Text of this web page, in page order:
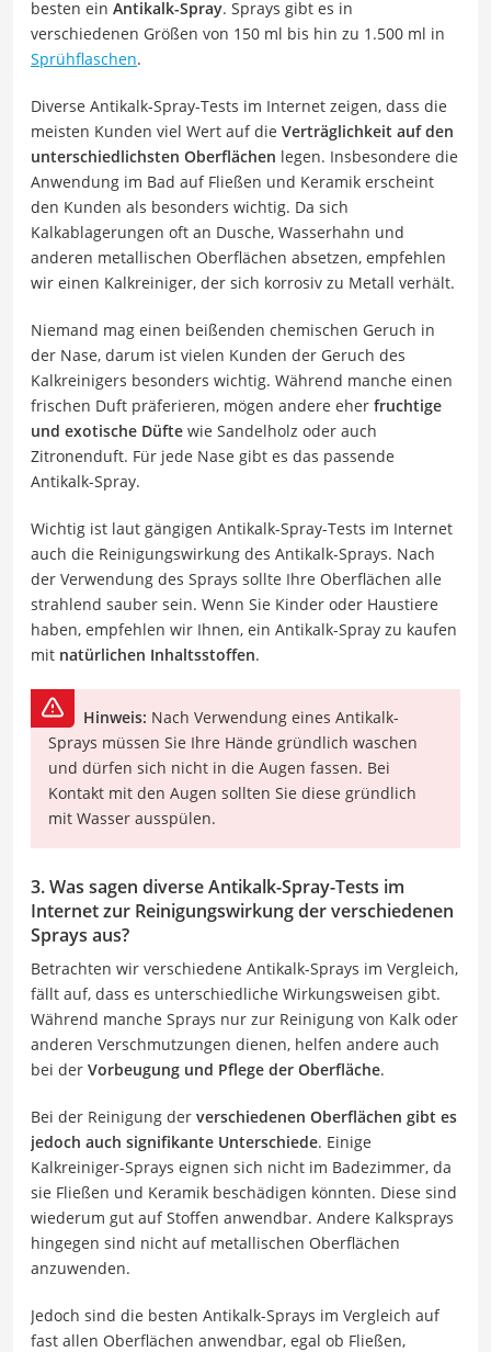
besten ein Antikalk-Spray. Sprays gibt es in
verschiedenen Größen von 150 ml bis hin zu 1.500 ml in
Sprühflaschen.
Diverse Antikalk-Spray-Tests im Internet zeigen, dass die
meisten Kunden viel Wert auf die Verträglichkeit auf den
unterschiedlichsten Oberflächen legen. Insbesondere die
Anwendung im Bad auf Fließen und Keramik erscheint
den Kunden als besonders wichtig. Da sich
Kalkablagerungen oft an Dusche, Wasserhahn und
anderen metallischen Oberflächen absetzen, empfehlen
wir einen Kalkreiniger, der sich korrosiv zu Metall verhält.
Niemand mag einen beißenden chemischen Geruch in
der Nase, darum ist vielen Kunden der Geruch des
Kalkreinigers besonders wichtig. Während manche einen
frischen Duft präferieren, mögen andere eher fruchtige
und exotische Düfte wie Sandelholz oder auch
Zitronenduft. Für jede Nase gibt es das passende
Antikalk-Spray.
Wichtig ist laut gängigen Antikalk-Spray-Tests im Internet
auch die Reinigungswirkung des Antikalk-Sprays. Nach
der Verwendung des Sprays sollte Ihre Oberflächen alle
strahlend sauber sein. Wenn Sie Kinder oder Haustiere
haben, empfehlen wir Ihnen, ein Antikalk-Spray zu kaufen
mit natürlichen Inhaltsstoffen.
Hinweis: Nach Verwendung eines Antikalk-
Sprays müssen Sie Ihre Hände gründlich waschen
und dürfen sich nicht in die Augen fassen. Bei
Kontakt mit den Augen sollten Sie diese gründlich
mit Wasser ausspülen.
3. Was sagen diverse Antikalk-Spray-Tests im
Internet zur Reinigungswirkung der verschiedenen
Sprays aus?
Betrachten wir verschiedene Antikalk-Sprays im Vergleich,
fällt auf, dass es unterschiedliche Wirkungsweisen gibt.
Während manche Sprays nur zur Reinigung von Kalk oder
anderen Verschmutzungen dienen, helfen andere auch
bei der Vorbeugung und Pflege der Oberfläche.
Bei der Reinigung der verschiedenen Oberflächen gibt es
jedoch auch signifikante Unterschiede. Einige
Kalkreiniger-Sprays eignen sich nicht im Badezimmer, da
sie Fließen und Keramik beschädigen könnten. Diese sind
wiederum gut auf Stoffen anwendbar. Andere Kalksprays
hingegen sind nicht auf metallischen Oberflächen
anzuwenden.
Jedoch sind die besten Antikalk-Sprays im Vergleich auf
fast allen Oberflächen anwendbar, egal ob Fließen,